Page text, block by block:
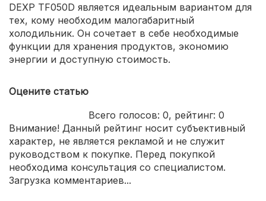
DEXP TF050D является идеальным вариантом для
тех, кому необходим малогабаритный
холодильник. Он сочетает в себе необходимые
функции для хранения продуктов, экономию
энергии и доступную стоимость.
Оцените статью
Всего голосов: 0, рейтинг: 0
Внимание! Данный рейтинг носит субъективный
характер, не является рекламой и не служит
руководством к покупке. Перед покупкой
необходима консультация со специалистом.
Загрузка комментариев...